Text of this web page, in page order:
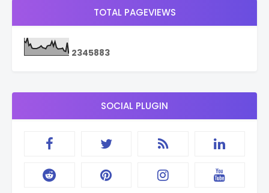
TOTAL PAGEVIEWS
2345883
SOCIAL PLUGIN